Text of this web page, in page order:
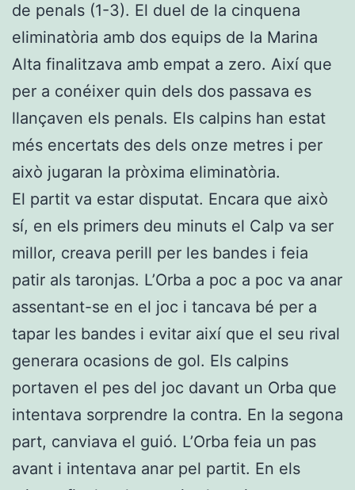
de penals (1-3). El duel de la cinquena
eliminatòria amb dos equips de la Marina
Alta finalitzava amb empat a zero. Així que
per a conéixer quin dels dos passava es
llançaven els penals. Els calpins han estat
més encertats des dels onze metres i per
això jugaran la pròxima eliminatòria.
El partit va estar disputat. Encara que això
sí, en els primers deu minuts el Calp va ser
millor, creava perill per les bandes i feia
patir als taronjas. L’Orba a poc a poc va anar
assentant-se en el joc i tancava bé per a
tapar les bandes i evitar així que el seu rival
generara ocasions de gol. Els calpins
portaven el pes del joc davant un Orba que
intentava sorprendre la contra. En la segona
part, canviava el guió. L’Orba feia un pas
avant i intentava anar pel partit. En els